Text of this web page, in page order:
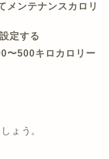
メンテナンスカロリ
定する
〜500キロカロリー
ょう。